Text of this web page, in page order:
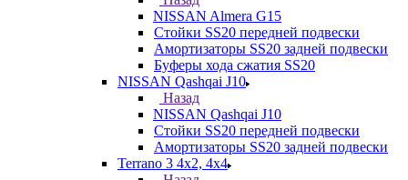
NISSAN Almera G15
Стойки SS20 передней подвески
Амортизаторы SS20 задней подвески
Буферы хода сжатия SS20
NISSAN Qashqai J10
Назад
NISSAN Qashqai J10
Стойки SS20 передней подвески
Амортизаторы SS20 задней подвески
Terrano 3 4х2, 4х4